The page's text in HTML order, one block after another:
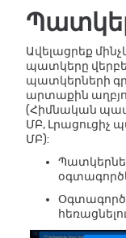
Ավելացրեք
պատկերը
պատկերների
արտաքին
(Հիմնական
ՄԲ, Լրացուցիչ
ՄԲ):